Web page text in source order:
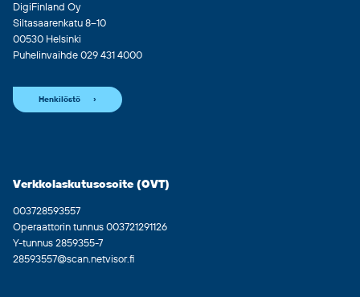
DigiFinland Oy
Siltasaarenkatu 8–10
00530 Helsinki
Puhelinvaihde 029 431 4000
Henkilöstö
Verkkolaskutusosoite (OVT)
003728593557
Operaattorin tunnus 003721291126
Y-tunnus 2859355-7
28593557@scan.netvisor.fi